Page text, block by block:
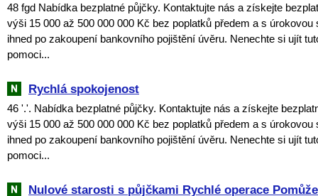
48 fgd Nabídka bezplatné půjčky. Kontaktujte nás a získejte
výši 15 000 až 500 000 000 Kč bez poplatků předem a s úrokovou
ihned po zakoupení bankovního pojištění úvěru. Nenechte si ujít
pomoci...
Rychlá spokojenost
46 '.'. Nabídka bezplatné půjčky. Kontaktujte nás a získejte
výši 15 000 až 500 000 000 Kč bez poplatků předem a s úrokovou
ihned po zakoupení bankovního pojištění úvěru. Nenechte si ujít
pomoci...
Nulové starosti s půjčkami Rychlé operace